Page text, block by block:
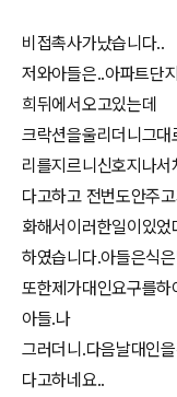
비접촉사가났습니다..
저와아들은..아파트단
희뒤에서오고있는데
크락션을울리더니그
리를지르니신호지나
다고하고 전번도안주
화해서이러한일이있
하였습니다.아들은식
또한제가대인요구를
아들.나
그러더니.다음날대인
다고하네요..